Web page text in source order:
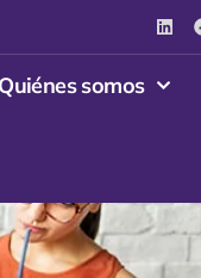
Quiénes somos